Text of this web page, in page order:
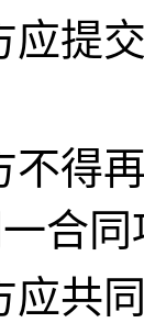
应提
不得
合
应共